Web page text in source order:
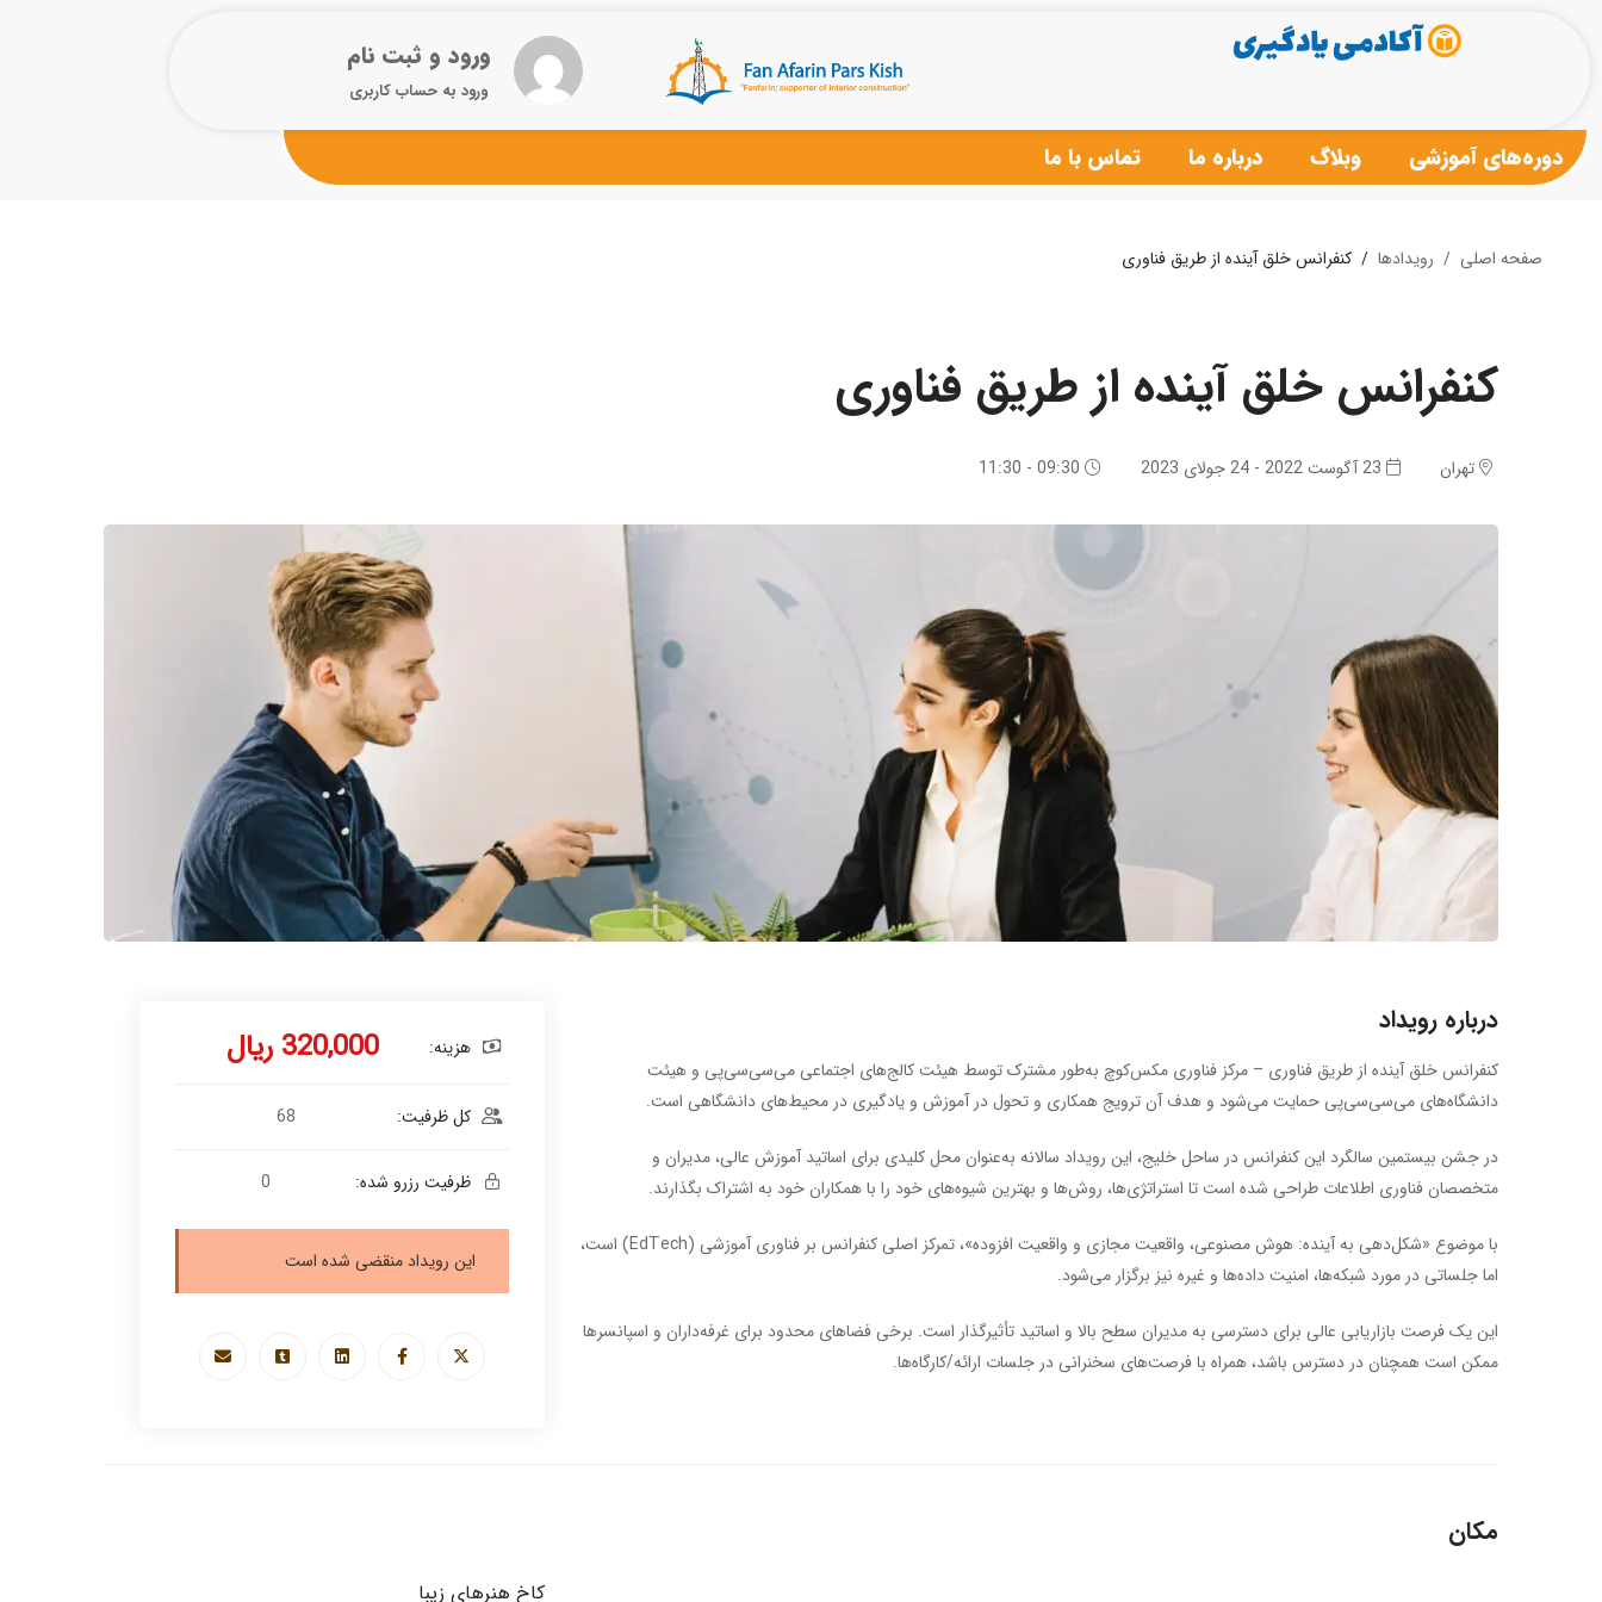
ورود و ثبت نام
ورود به حساب کاربری
دوره‌های آموزشی وبلاگ درباره ما تماس با ما
صفحه اصلی رویدادها کنفرانس خلق آینده از طریق فناوری
کنفرانس خلق آینده از طریق فناوری
تهران 23 آگوست 2022 - 24 جولای 2023 09:30 - 11:30
درباره رویداد
کنفرانس خلق آینده از طریق فناوری – مرکز فناوری مکس‌کوچ به‌طور مشترک توسط هیئت کالج‌های اجتماعی می‌سی‌سی‌پی و هیئت
دانشگاه‌های می‌سی‌سی‌پی حمایت می‌شود و هدف آن ترویج همکاری و تحول در آموزش و یادگیری در محیط‌های دانشگاهی است.
در جشن بیستمین سالگرد این کنفرانس در ساحل خلیج، این رویداد سالانه به‌عنوان محل کلیدی برای اساتید آموزش عالی، مدیران و
متخصصان فناوری اطلاعات طراحی شده است تا استراتژی‌ها، روش‌ها و بهترین شیوه‌های خود را با همکاران خود به اشتراک بگذارند.
با موضوع «شکل‌دهی به آینده: هوش مصنوعی، واقعیت مجازی و واقعیت افزوده»، تمرکز اصلی کنفرانس بر فناوری آموزشی (EdTech) است،
اما جلساتی در مورد شبکه‌ها، امنیت داده‌ها و غیره نیز برگزار می‌شود.
این یک فرصت بازاریابی عالی برای دسترسی به مدیران سطح بالا و اساتید تأثیرگذار است. برخی فضاهای محدود برای غرفه‌داران و اسپانسرها
ممکن است همچنان در دسترس باشد، همراه با فرصت‌های سخنرانی در جلسات ارائه/کارگاه‌ها.
هزینه: 320,000 ریال
کل ظرفیت: 68
ظرفیت رزرو شده: 0
این رویداد منقضی شده است
مکان
کاخ هنرهای زیبا